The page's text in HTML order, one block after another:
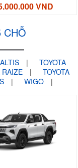
VND
CHỖ
|
TOYOTA
RAIZE |
TOYOTA
| WIGO |